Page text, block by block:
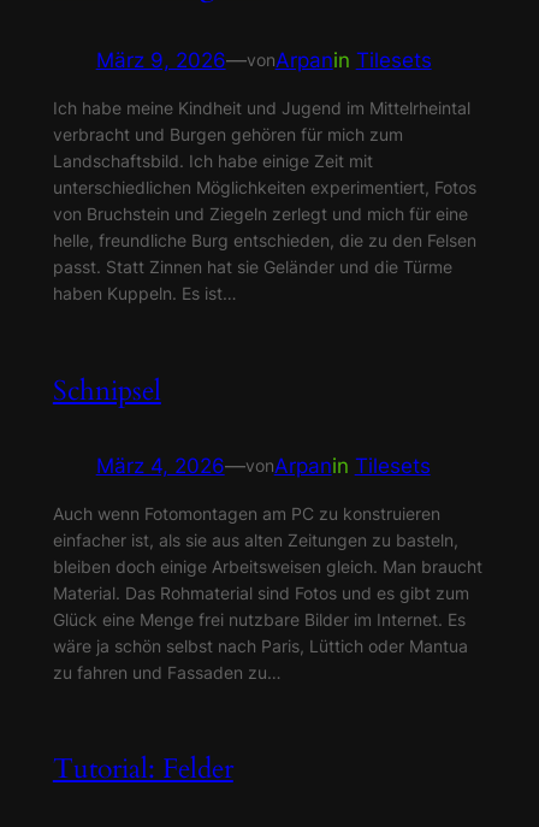
März 9, 2026—vonArpanin Tilesets
Ich habe meine Kindheit und Jugend im Mittelrheintal
verbracht und Burgen gehören für mich zum
Landschaftsbild. Ich habe einige Zeit mit
unterschiedlichen Möglichkeiten experimentiert, Fotos
von Bruchstein und Ziegeln zerlegt und mich für eine
helle, freundliche Burg entschieden, die zu den Felsen
passt. Statt Zinnen hat sie Geländer und die Türme
haben Kuppeln. Es ist…
Schnipsel
März 4, 2026—vonArpanin Tilesets
Auch wenn Fotomontagen am PC zu konstruieren
einfacher ist, als sie aus alten Zeitungen zu basteln,
bleiben doch einige Arbeitsweisen gleich. Man braucht
Material. Das Rohmaterial sind Fotos und es gibt zum
Glück eine Menge frei nutzbare Bilder im Internet. Es
wäre ja schön selbst nach Paris, Lüttich oder Mantua
zu fahren und Fassaden zu…
Tutorial: Felder